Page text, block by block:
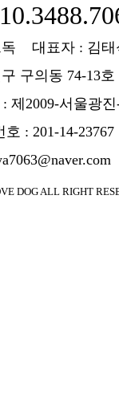
독 대표자 : 김태
구의동 74-13호
제2009-서울광진
: 201-14-23767
DOG ALL RIGHT